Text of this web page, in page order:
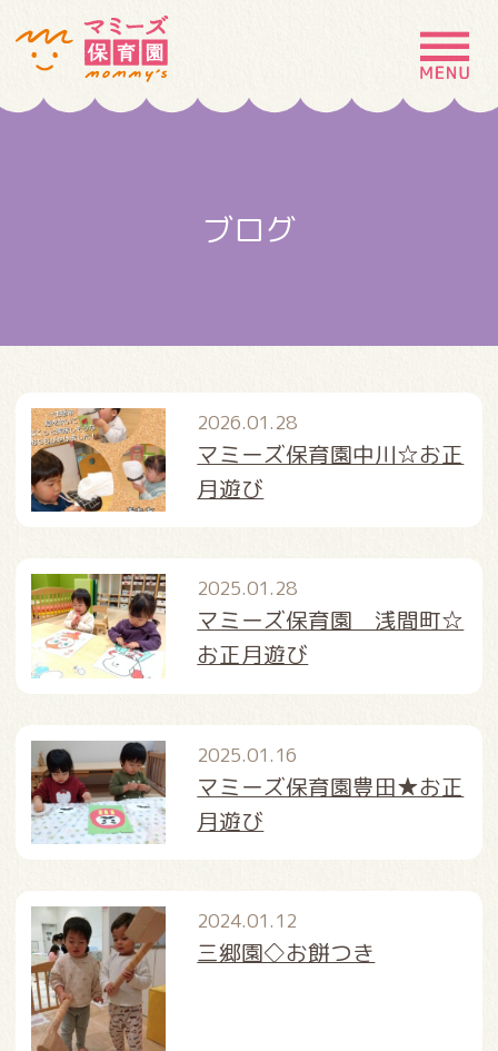
MENU
採用情報 お問い合わせ
ブログ
2026.01.28
マミーズ保育園中川☆お正
月遊び
2025.01.28
マミーズ保育園 浅間町☆
お正月遊び
2025.01.16
マミーズ保育園豊田★お正
月遊び
2024.01.12
三郷園◇お餅つき